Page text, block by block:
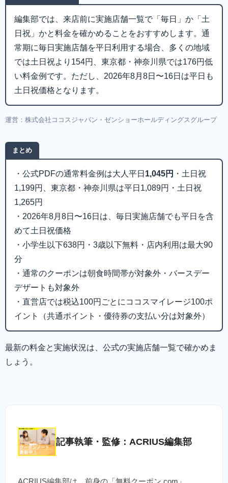
編集部では、来店前に実施店舗一覧で「毎日」か「土
日祝」かと料金を確かめることをおすすめします。通
常期に毎日実施店舗を平日利用する場合、多くの地域
では土日祝より154円、東京都・神奈川県では176円低
い料金例です。ただし、2026年8月8日〜16日は平日も
土日祝価格となります。
運営：株式会社ココスジャパン・ゼンショーホールディングスグループ
まとめ
・公式PDFの通常料金例は大人平日 1,045円 ・土日祝
1,199円、東京都・神奈川県は平日1,089円・土日祝
1,265円
・2026年8月8日〜16日は、毎日実施店舗でも平日を含
めて土日祝価格
・小学生以下638円・3歳以下無料・店内利用は最大90
分
・通常のクーポンは朝食時間帯が対象外・バースデー
デザートも対象外
・直営店では税込100円ごとにココスマイレージ100ポ
イント（共通ポイント・優待券の支払い分は対象外）
最新の料金と実施状況は、公式の実施店舗一覧で確かめま
しょう。
記事執筆・監修：ACRIUS編集部